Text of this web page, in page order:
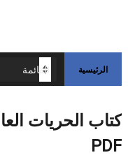
الرئيسية
كتاب الحريات
PDF